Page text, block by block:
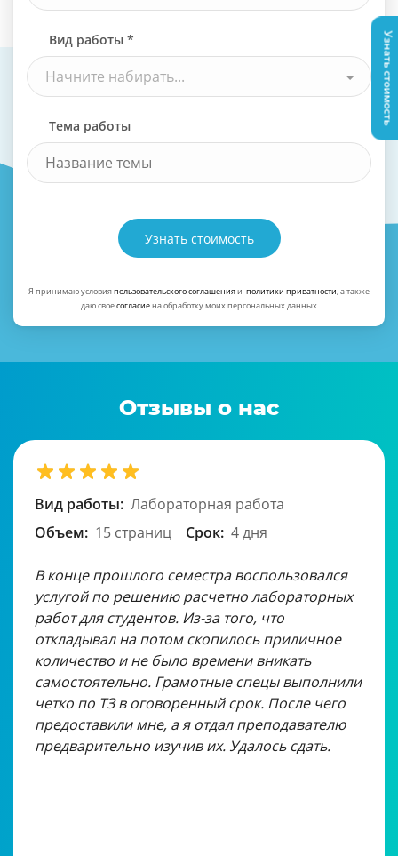
Вид работы *
Начните набирать...
Тема работы
Узнать стоимость
Я принимаю условияпользовательского соглашенияи политики приватности, а также
даю своесогласиена обработку моих персональных данных
Отзывы о нас
Вид работы: Лабораторная работа
Объем: 15 страниц Срок: 4 дня
В конце прошлого семестра воспользовался
услугой по решению расчетно лабораторных
работ для студентов. Из-за того, что
откладывал на потом скопилось приличное
количество и не было времени вникать
самостоятельно. Грамотные спецы выполнили
четко по ТЗ в оговоренный срок. После чего
предоставили мне, а я отдал преподавателю
предварительно изучив их. Удалось сдать.
Узнать стоимость